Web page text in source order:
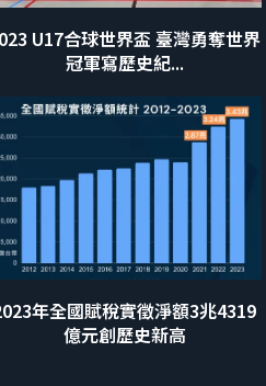
U17合球世界盃 臺灣勇奪世界
冠軍寫歷史紀...
年全國賦稅實徵淨額3兆4319
億元創歷史新高